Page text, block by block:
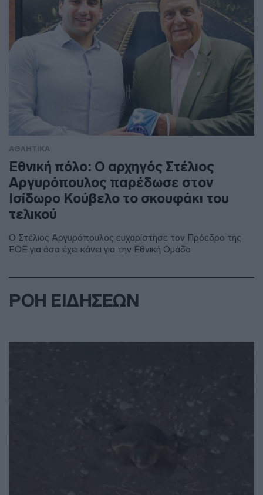
ΑΘΛΗΤΙΚΑ
Εθνική πόλο: Ο αρχηγός Στέλιος
Αργυρόπουλος παρέδωσε στον
Ισίδωρο Κούβελο το σκουφάκι του
τελικού
Ο Στέλιος Αργυρόπουλος ευχαρίστησε τον Πρόεδρο της
ΕΟΕ για όσα έχει κάνει για την Εθνική Ομάδα
ΡΟΗ ΕΙΔΗΣΕΩΝ